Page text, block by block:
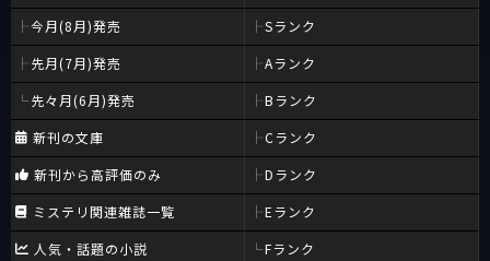
今月(8月)発売
先月(7月)発売
先々月(6月)発売
新刊の文庫
新刊から高評価のみ
ミステリ関連雑誌一覧
人気・話題の小説
Sランク
Aランク
Bランク
Cランク
Dランク
Eランク
Fランク